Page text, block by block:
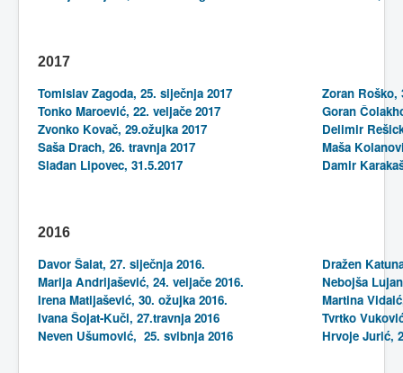
2017
Tomislav Zagoda, 25. siječnja 2017
Zoran Roško,
Tonko Maroević, 22. veljače 2017
Goran
Zvonko Kovač, 29.ožujka 2017
Delimir
Saša Drach, 26. travnja 2017
Maša
Slađan Lipovec, 31.5.2017
Damir
2016
Davor Šalat, 27. siječnja 2016.
Dražen
Marija Andrijašević, 24. veljače 2016.
Nebojša
Irena Matijašević, 30. ožujka 2016.
Martina
Ivana Šojat-Kuči, 27.travnja 2016
Tvrtko
Neven Ušumović, 25. svibnja 2016
Hrvoje Jurić,